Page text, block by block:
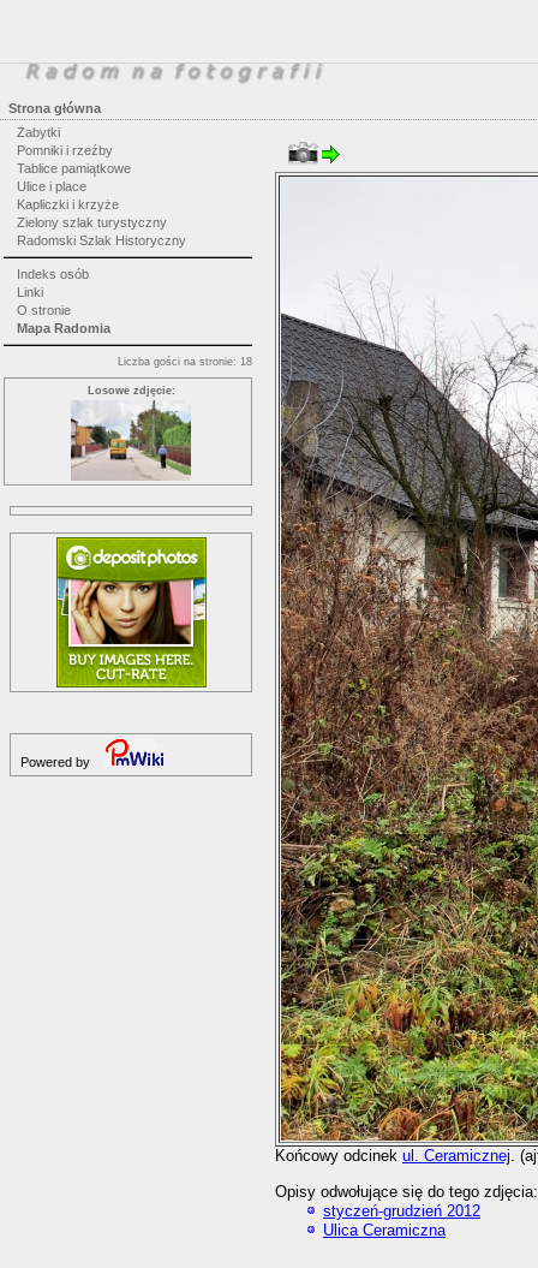
Strona główna
Zabytki
Pomniki i rzeźby
Tablice pamiątkowe
Ulice i place
Kapliczki i krzyże
Zielony szlak turystyczny
Radomski Szlak Historyczny
Indeks osób
Linki
O stronie
Mapa Radomia
Liczba gości na stronie: 18
Losowe zdjęcie:
Powered by
Końcowy odcinek ul. Ceramicznej .
Opisy odwołujące się do tego zdjęcia:
styczeń-grudzień 2012
Ulica Ceramiczna